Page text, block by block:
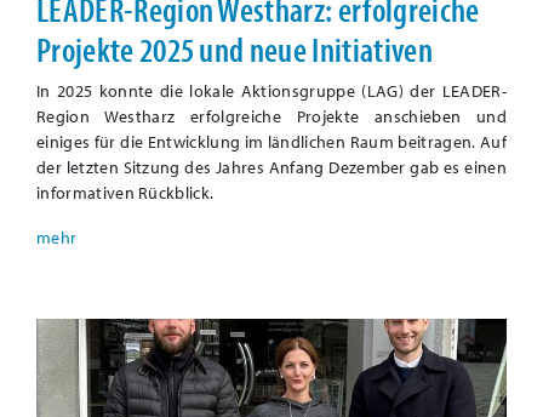
LEADER-Region Westharz: erfolgreiche
Projekte 2025 und neue Initiativen
In 2025 konnte die lokale Aktionsgruppe (LAG) der LEADER-
Region Westharz erfolgreiche Projekte anschieben und
einiges für die Entwicklung im ländlichen Raum beitragen. Auf
der letzten Sitzung des Jahres Anfang Dezember gab es einen
informativen Rückblick.